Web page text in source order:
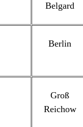
Belgard
Berlin
Groß
Reichow